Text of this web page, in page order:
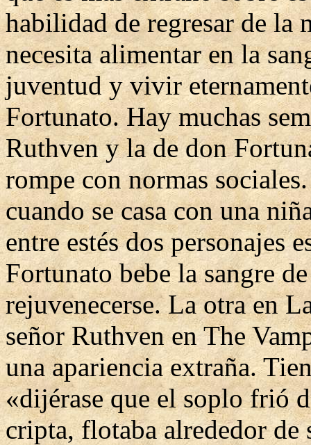
habilidad de regresar de la
necesita alimentar en la
juventud y vivir
Fortunato. Hay muchas
Ruthven y la de don
rompe con normas
cuando se casa con una
entre estés dos personajes
Fortunato bebe la sangre
rejuvenecerse. La otra en
señor Ruthven en The
una apariencia extraña.
«dijérase que el soplo frió
cripta, flotaba alrededor de